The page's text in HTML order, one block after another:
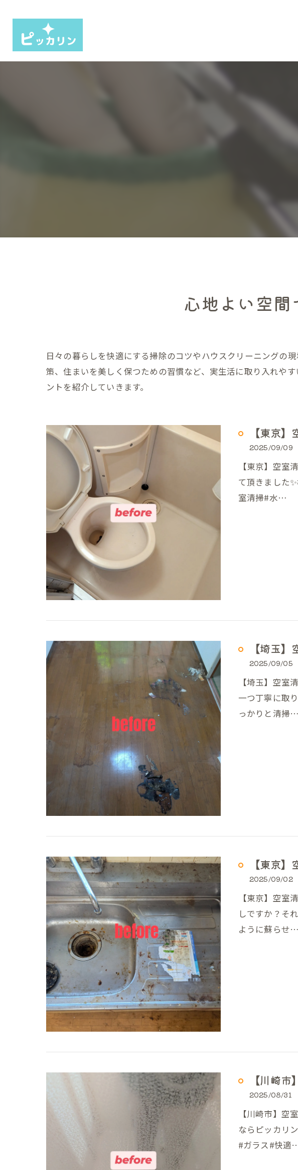
心地よい空
日々の暮らしを快適にする掃除のコツやハウスクリーニングの
策、住まいを美しく保つための習慣など、実生活に取り入れや
ントを紹介していきます。
【東京】
2025/09/09
【東京】空
て頂きました
室清掃#水…
【埼玉】
2025/09/05
【埼玉】空室
一つ丁寧に取
っかりと清掃…
【東京】
2025/09/02
【東京】空室
しですか？そ
ように蘇らせ…
【川崎
2025/08/31
【川崎市】空
ならピッカリ
#ガラス#快適